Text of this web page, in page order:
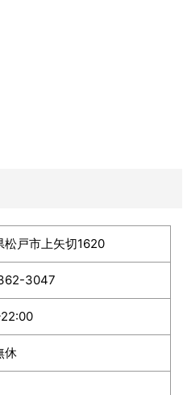
松戸市上矢切1620
3047
休